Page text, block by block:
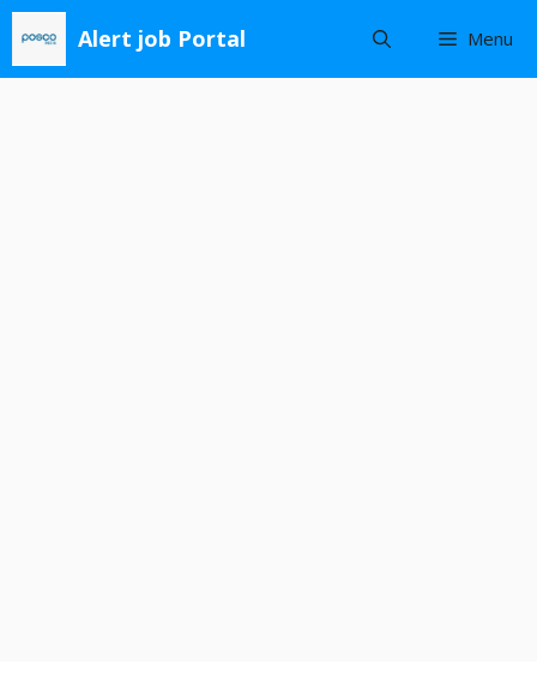
Skip
content
Alert job Portal Menu